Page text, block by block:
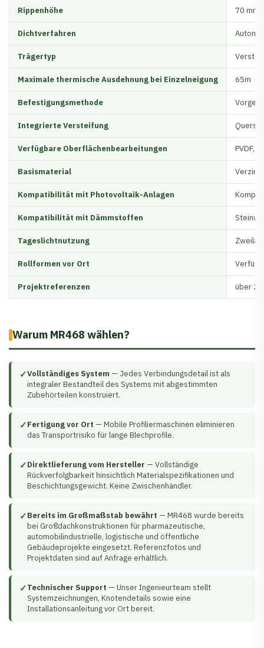
Rippenhöhe 70 mm
Dichtverfahren
Trägertyp
Maximale thermische Ausdehnung bei Einzelneigung 65m
Befestigungsmethode
Integrierte Versteifung
Verfügbare Oberflächenbearbeitungen PVDF,
Basismaterial
Kompatibilität mit Photovoltaik-Anlagen
Kompatibilität mit Dämmstoffen
Tageslichtnutzung
Rollformen vor Ort
Projektreferenzen über
Warum MR468 wählen?
✓Vollständiges System — Jedes Verbindungsdetail ist als
integraler Bestandteil des Systems mit abgestimmten
Zubehörteilen konstruiert.
✓Fertigung vor Ort — Mobile Profiliermaschinen eliminieren
das Transportrisiko für lange Blechprofile.
✓Direktlieferung vom Hersteller — Vollständige
Rückverfolgbarkeit hinsichtlich Materialspezifikationen und
Beschichtungsgewicht. Keine Zwischenhändler.
✓Bereits im Großmaßstab bewährt — MR468 wurde bereits
bei Großdachkonstruktionen für pharmazeutische,
automobilindustrielle, logistische und öffentliche
Gebäudeprojekte eingesetzt. Referenzfotos und
Projektdaten sind auf Anfrage erhältlich.
✓Technischer Support — Unser Ingenieurteam stellt
Systemzeichnungen, Knotendetails sowie eine
Installationsanleitung vor Ort bereit.